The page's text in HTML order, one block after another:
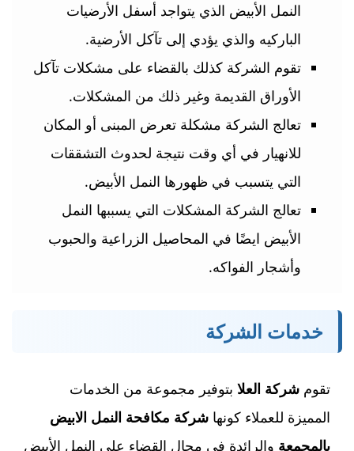
النمل الأبيض الذي يتواجد أسفل الأرضيات
الباركيه والذي يؤدي إلى تآكل الأرضية.
تقوم الشركة كذلك بالقضاء على مشكلات تآكل
الأوراق القديمة وغير ذلك من المشكلات.
تعالج الشركة مشكلة تعرض المبنى أو المكان
للانهيار في أي وقت نتيجة لحدوث التشققات
التي يتسبب في ظهورها النمل الأبيض.
تعالج الشركة المشكلات التي يسببها النمل
الأبيض ايضًا في المحاصيل الزراعية والحبوب
وأشجار الفواكه.
خدمات الشركة
تقوم شركة العلا بتوفير مجموعة من الخدمات
المميزة للعملاء كونها شركة مكافحة النمل الابيض
بالمجمعة والرائدة في مجال القضاء على النمل الأبيض